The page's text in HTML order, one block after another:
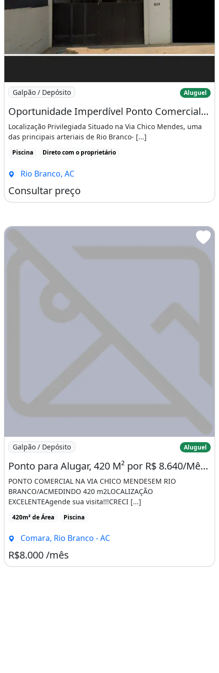
Imagem: Oportunidade Imperdível Ponto Comercial
Galpão / Depósito Aluguel
Oportunidade Imperdível Ponto Comercial na Via Chico Mendes - Rio Branco-Ac
Localização Privilegiada Situado na Via Chico Mendes, uma
das principais arteriais de Rio Branco- [...]
Piscina Direto com o proprietário
Rio Branco, AC
Consultar preço
Imagem: Ponto para Alugar, 420 M² por R$ 8.640/Mês
Galpão / Depósito Aluguel
Ponto para Alugar, 420 M² por R$ 8.640/Mês - Comara - Rio Branco/Ac
PONTO COMERCIAL NA VIA CHICO MENDESEM RIO
BRANCO/ACMEDINDO 420 m2LOCALIZAÇÃO
EXCELENTEAgende sua visita!!!CRECI [...]
420m² de Área Piscina
Comara, Rio Branco - AC
R$8.000 /mês